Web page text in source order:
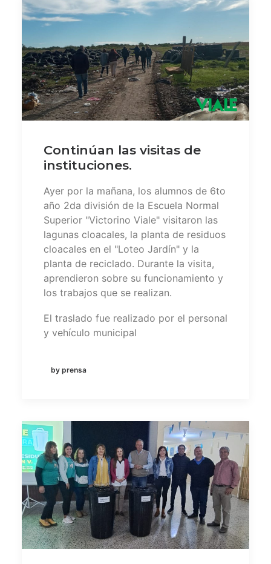
Continúan las visitas de
instituciones.
Ayer por la mañana, los alumnos de 6to
año 2da división de la Escuela Normal
Superior "Victorino Viale" visitaron las
lagunas cloacales, la planta de residuos
cloacales en el "Loteo Jardín" y la
planta de reciclado. Durante la visita,
aprendieron sobre su funcionamiento y
los trabajos que se realizan.
El traslado fue realizado por el personal
y vehículo municipal
by prensa